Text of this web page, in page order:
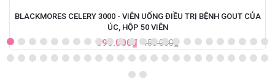
BLACKMORES CELERY 3000 - VIÊN UỐNG ĐIỀU TRỊ BỆNH GOUT CỦA
ÚC, HỘP 50 VIÊN
390.000₫ 450.000₫